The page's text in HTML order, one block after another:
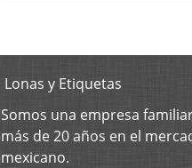
Lonas y Etiquetas
Somos una empresa
más de 20 años en el
mexicano.